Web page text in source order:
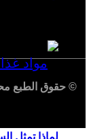
لماذا تمثل
© حقوق الطبع